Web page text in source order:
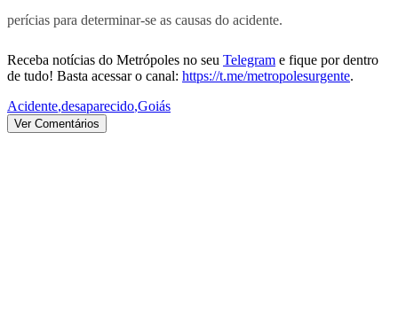
perícias para determinar-se as causas do acidente.
Receba notícias do Metrópoles no seu Telegram e fique por dentro
de tudo! Basta acessar o canal: https://t.me/metropolesurgente.
Acidente,desaparecido,Goiás
Ver Comentários